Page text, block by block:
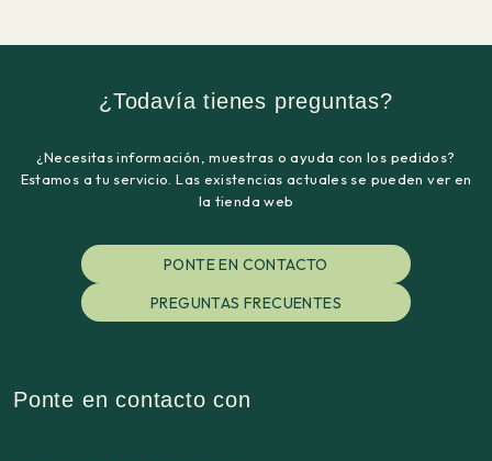
¿Todavía tienes preguntas?
¿Necesitas información, muestras o ayuda con los pedidos?
Estamos a tu servicio. Las existencias actuales se pueden ver en
la tienda web
PONTE EN CONTACTO
PREGUNTAS FRECUENTES
Ponte en contacto con